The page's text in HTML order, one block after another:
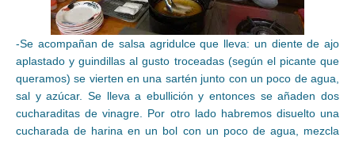
-Se acompañan de salsa agridulce que lleva: un diente de ajo
aplastado y guindillas al gusto troceadas (según el picante que
queramos) se vierten en una sartén junto con un poco de agua,
sal y azúcar. Se lleva a ebullición y entonces se añaden dos
cucharaditas de vinagre. Por otro lado habremos disuelto una
cucharada de harina en un bol con un poco de agua, mezcla